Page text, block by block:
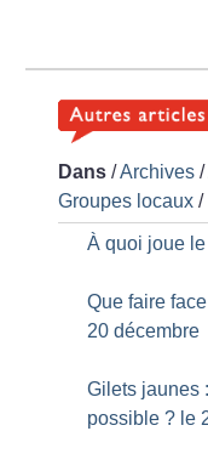
Dans /Archives /
Groupes locaux /
À quoi joue
Que faire
20 décembre
Gilets jaunes
possible ? le